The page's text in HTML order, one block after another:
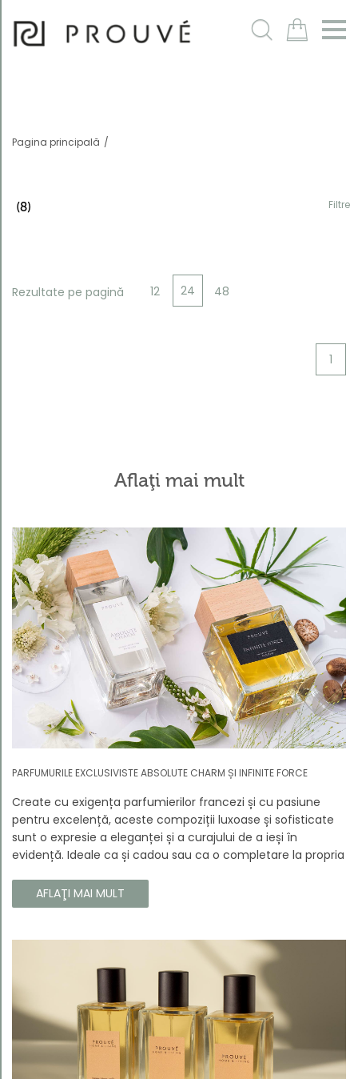
m
Pagina principală
(8) Filtre
Rezultate pe pagină 12 24 48
1
Filtre
după
Aflaţi mai mult
PARFUMURILE EXCLUSIVISTE ABSOLUTE CHARM ȘI INFINITE FORCE
Create cu exigența parfumierilor francezi și cu pasiune
pentru excelență, aceste compoziții luxoase și sofisticate
sunt o expresie a eleganței și a curajului de a ieși în
evidență. Ideale ca și cadou sau ca o completare la propria
să atragă atenția și să emane un caracter unic și puternic.
AFLAŢI MAI MULT